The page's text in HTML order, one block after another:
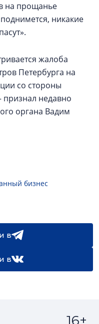
на прощанье
никакие
жалоба
Петербурга на
со стороны
признал недавно
органа Вадим
бизнес
в
в
16+